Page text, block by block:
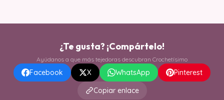
¿Te gusta? ¡Compártelo!
Ayúdanos a que más tejedoras descubran Crochetísimo
Facebook X WhatsApp
Pinterest
Copiar enlace